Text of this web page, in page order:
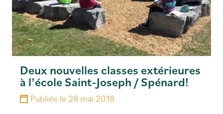
Deux nouvelles classes extérieures
à l’école Saint-Joseph / Spénard!
Publiée le 28 mai 2018